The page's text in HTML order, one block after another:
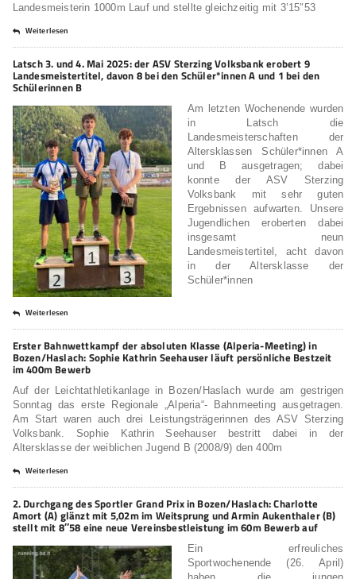
Landesmeisterin 1000m Lauf und stellte gleichzeitig mit 3’15″53
Weiterlesen
Latsch 3. und 4. Mai 2025: der ASV Sterzing Volksbank erobert 9
Landesmeistertitel, davon 8 bei den Schüler*innen A und 1 bei den
Schülerinnen B
Am letzten Wochenende wurden
in Latsch die
Landesmeisterschaften der
Altersklassen Schüler*innen A
und B ausgetragen; dabei
konnte der ASV Sterzing
Volksbank mit sehr guten
Ergebnissen aufwarten. Unsere
Jugendlichen eroberten dabei
insgesamt neun
Landesmeistertitel, acht davon
in der Altersklasse der
Schüler*innen
Weiterlesen
Erster Bahnwettkampf der absoluten Klasse (Alperia-Meeting) in
Bozen/Haslach: Sophie Kathrin Seehauser läuft persönliche Bestzeit
im 400m Bewerb
Auf der Leichtathletikanlage in Bozen/Haslach wurde am gestrigen
Sonntag das erste Regionale „Alperia“- Bahnmeeting ausgetragen.
Am Start waren auch drei Leistungsträgerinnen des ASV Sterzing
Volksbank. Sophie Kathrin Seehauser bestritt dabei in der
Altersklasse der weiblichen Jugend B (2008/9) den 400m
Weiterlesen
2. Durchgang des Sportler Grand Prix in Bozen/Haslach: Charlotte
Amort (A) glänzt mit 5,02m im Weitsprung und Armin Aukenthaler (B)
stellt mit 8″58 eine neue Vereinsbestleistung im 60m Bewerb auf
Ein erfreuliches
Sportwochenende (26. April)